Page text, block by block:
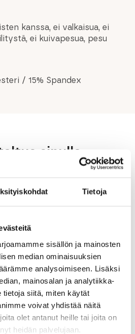
Tietoja
sisällön ja mainosten
median ominaisuuksien
analysoimiseen. Lisäksi
mainosalan ja analytiikka-
tietoja siitä, miten käytät
voivat yhdistää näitä
olet antanut heille tai joita on
heidän palvelujaan.
kanssa, ei valkaisua, ei
ei kuivapesua, pesu
/ 15% Spandex
sinulle
Galfer
Brake
Pads
Shimano
Xtr
2011, Xt
(Br-
M785),
Slx (Br-
M666)
Thule
10,00€
Thule
Siliconstrap,
Xpress ja
HangOnn-
malleihin
Muc-
Off
Muc-Off
Mtb
Sealant
1L